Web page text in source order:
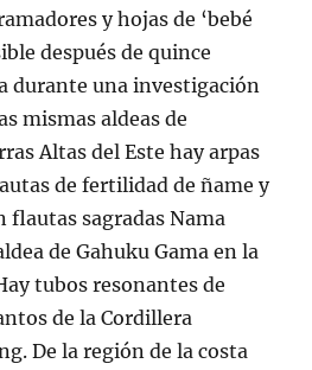
y hojas de ‘bebé
después de quince
durante una investigación
mismas aldeas de
Altas del Este hay arpas
de fertilidad de ñame y
flautas sagradas Nama
de Gahuku Gama en la
tubos resonantes de
de la Cordillera
De la región de la costa